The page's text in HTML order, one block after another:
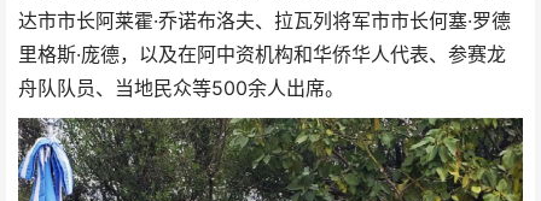
达市市长阿莱霍·乔诺布洛夫、拉瓦列将军市市长何塞·罗德
里格斯·庞德，以及在阿中资机构和华侨华人代表、参赛龙
舟队队员、当地民众等500余人出席。